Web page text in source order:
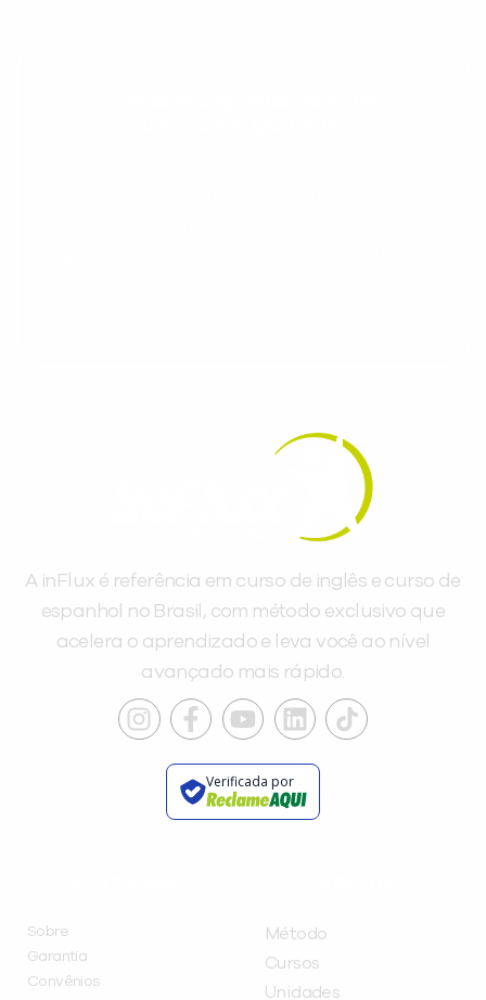
A inFlux é referência em curso de inglês e curso de
espanhol no Brasil, com método exclusivo que
acelera o aprendizado e leva você ao nível
avançado mais rápido.
Verificada por
Sobre
Garantia
Convênios
Método
Cursos
Unidades